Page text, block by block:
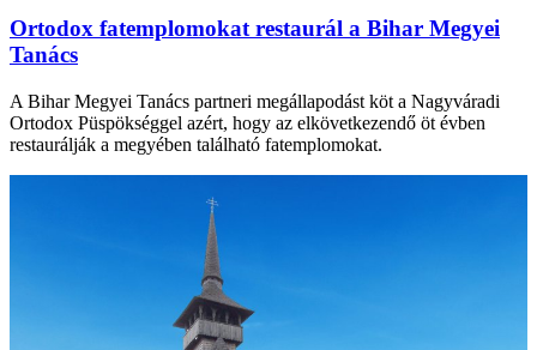
Ortodox fatemplomokat restaurál a Bihar Megyei
Tanács
A Bihar Megyei Tanács partneri megállapodást köt a Nagyváradi
Ortodox Püspökséggel azért, hogy az elkövetkezendő öt évben
restaurálják a megyében található fatemplomokat.